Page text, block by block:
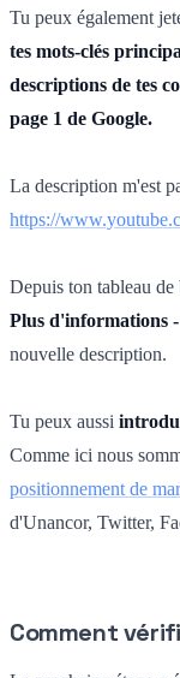
Tu peux également
tes mots-clés
descriptions de tes
page 1 de Google.
La description m'est
https://
Depuis ton tableau
Plus d'informations
nouvelle description.
Tu peux aussi
Comme ici nous
positionnement de
d'Unancor, Twitter,
Comment